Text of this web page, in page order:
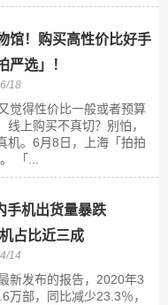
馆！购买高性价比好手
严选」！
18
觉得性价比一般或者预算
上购买不真切？别怕，
机。6月8日，上海「拍拍
「...
手机出货量暴跌
占比近三成
14
新发布的报告，2020年3
万部，同比减少23.3％，